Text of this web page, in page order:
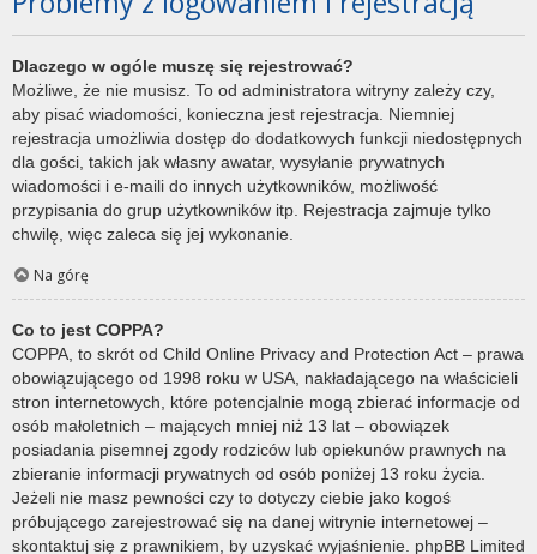
Dlaczego w ogóle muszę się rejestrować?
Możliwe, że nie musisz. To od administratora witryny zależy czy,
aby pisać wiadomości, konieczna jest rejestracja. Niemniej
rejestracja umożliwia dostęp do dodatkowych funkcji niedostępnych
dla gości, takich jak własny awatar, wysyłanie prywatnych
wiadomości i e-maili do innych użytkowników, możliwość
przypisania do grup użytkowników itp. Rejestracja zajmuje tylko
chwilę, więc zaleca się jej wykonanie.
Na górę
Co to jest COPPA?
COPPA, to skrót od Child Online Privacy and Protection Act – prawa
obowiązującego od 1998 roku w USA, nakładającego na właścicieli
stron internetowych, które potencjalnie mogą zbierać informacje od
osób małoletnich – mających mniej niż 13 lat – obowiązek
posiadania pisemnej zgody rodziców lub opiekunów prawnych na
zbieranie informacji prywatnych od osób poniżej 13 roku życia.
Jeżeli nie masz pewności czy to dotyczy ciebie jako kogoś
próbującego zarejestrować się na danej witrynie internetowej –
skontaktuj się z prawnikiem, by uzyskać wyjaśnienie. phpBB Limited